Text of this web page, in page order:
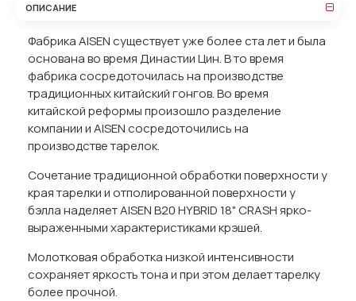
ОПИСАНИЕ
Фабрика AISEN существует уже более ста лет и была
основана во время Династии Цин. В то время
фабрика сосредоточилась на производстве
традиционных китайский гонгов. Во время
китайской реформы произошло разделение
компании и AISEN сосредоточились на
производстве тарелок.
Сочетание традиционной обработки поверхности у
края тарелки и отполированной поверхности у
бэлла наделяет AISEN B20 HYBRID 18" CRASH ярко-
выраженными характеристиками крэшей.
Молотковая обработка низкой интенсивности
сохраняет яркость тона и при этом делает тарелку
более прочной.